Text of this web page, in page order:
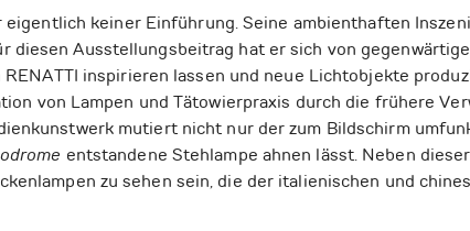
keiner Einführung. Seine ambienthaften
diesen Ausstellungsbeitrag hat er sich von
inspirieren lassen und neue Lichtobjekte
von Lampen und Tätowierpraxis durch die frühere
mutiert nicht nur der zum Bildschirm
entstandene Stehlampe ahnen lässt. Neben
zu sehen sein, die der italienischen und